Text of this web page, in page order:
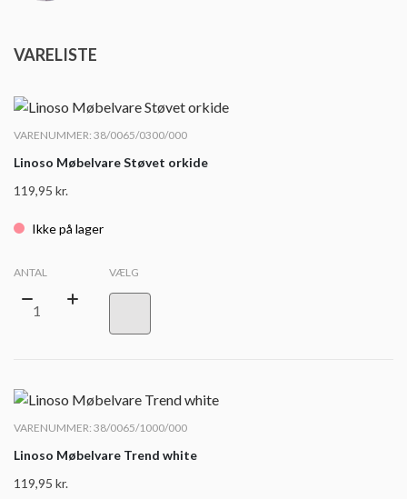
VARELISTE
VARENUMMER: 38/0065/0300/000
Linoso Møbelvare Støvet orkide
119,95 kr.
Ikke på lager
ANTAL VÆLG
VARENUMMER: 38/0065/1000/000
Linoso Møbelvare Trend white
119,95 kr.